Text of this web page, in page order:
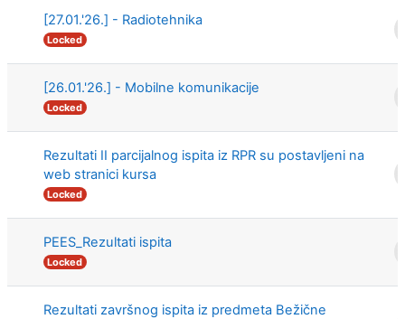
[27.01.'26.] - Radiotehnika
Locked
[26.01.'26.] - Mobilne komunikacije
Locked
Rezultati II parcijalnog ispita iz RPR su postavljeni na
web stranici kursa
Locked
PEES_Rezultati ispita
Locked
Rezultati završnog ispita iz predmeta Bežične